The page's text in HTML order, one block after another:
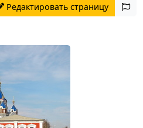
Редактировать страницу